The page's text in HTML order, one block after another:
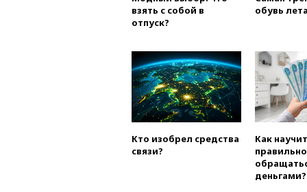
взять с собой в
отпуск?
обувь
Кто изобрел средства
связи?
Как
правильно
деньгами?